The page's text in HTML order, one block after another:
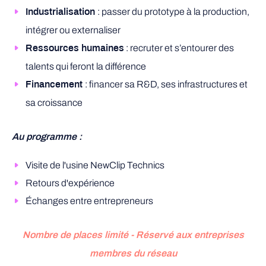
Industrialisation : passer du prototype à la production,
intégrer ou externaliser
Ressources humaines : recruter et s’entourer des
talents qui feront la différence
Financement : financer sa R&D, ses infrastructures et
sa croissance
Au programme :
Visite de l'usine NewClip Technics
Retours d'expérience
Échanges entre entrepreneurs
Nombre de places limité - Réservé aux entreprises
membres du réseau